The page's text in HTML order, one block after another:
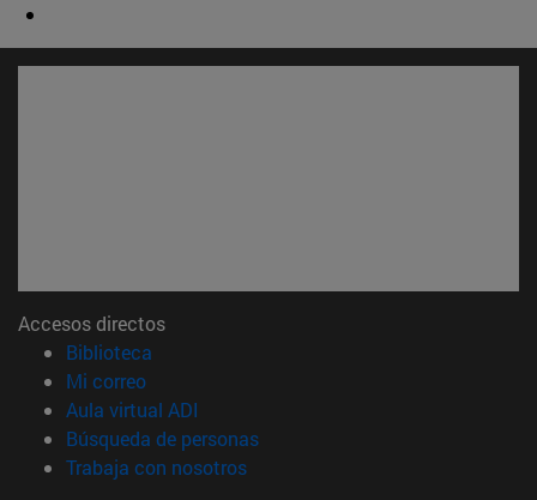
Accesos directos
Biblioteca
Mi correo(abre en nueva ventana)
Aula virtual ADI
Búsqueda de personas(abre en nueva ventana)
Trabaja con nosotros(abre en nueva ventana)